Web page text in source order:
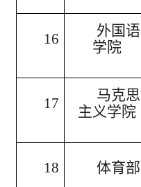
16
外国语
学院
17
马克思
主义学院
18 体育部